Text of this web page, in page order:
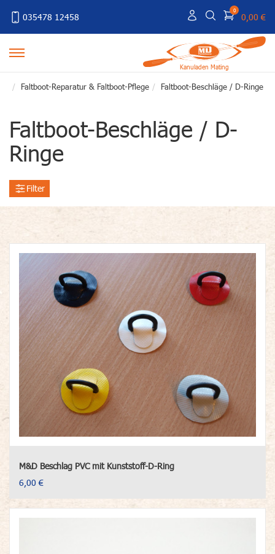
035478 12458
0
0,00 €
Kanuladen Mating
Faltboot-Reparatur & Faltboot-Pflege Faltboot-Beschläge / D-Ringe
Faltboot-Beschläge / D-
Ringe
Filter
M&D Beschlag PVC mit Kunststoff-D-Ring
6,00 €